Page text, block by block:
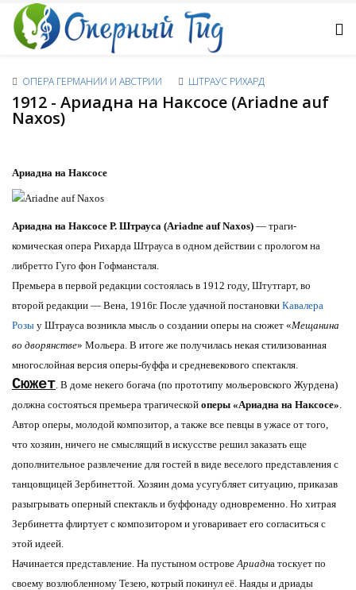
ОПЕРА ГЕРМАНИИ И АВСТРИИ ШТРАУС РИХАРД
1912 - Ариадна на Наксосе (Ariadne auf
Naxos)
Ариадна на Наксосе
Ариадна на Наксосе Р. Штрауса (Ariadne auf Naxos) — траги-
комическая опера Рихарда Штрауса в одном действии с прологом на
либретто Гуго фон Гофмансталя.
Премьера в первой редакции состоялась в 1912 году, Штутгарт, во
второй редакции — Вена, 1916г. После удачной постановки Кавалера
Розы у Штрауса возникла мысль о создании оперы на сюжет «Мещанина
во дворянстве» Мольера. В итоге же получилась некая стилизованная
многослойная версия оперы-буффа и средневекового спектакля.
Сюжет. В доме некего богача (по прототипу мольеровского Журдена)
должна состояться премьера трагической оперы «Ариадна на Наксосе».
Автор оперы, молодой композитор, а также все певцы в ужасе от того,
что хозяин, ничего не смыслящий в искусстве решил заказать еще
дополнительное развлечение для гостей в виде веселого представления с
танцовщицей Зербинеттой. Хозяин дома усугубляет ситуацию, приказав
разыгрывать оперный спектакль и буффонаду одновременно. Но хитрая
Зербинетта флиртует с композитором и уговаривает его согласиться с
этой идеей.
Начинается представление. На пустыном островеАриадна тоскует по
своему возлюбленному Тезею, котрый покинул её. Наяды и дриады